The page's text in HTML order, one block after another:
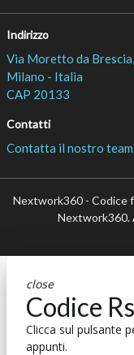
Indirizzo
Via Moretto da
Milano - Italia
CAP 20133
Contatti
Contatta il nostro
Nextwork360 - Codice
Nextwork360.
close
Codice
Clicca sul pulsante
appunti.